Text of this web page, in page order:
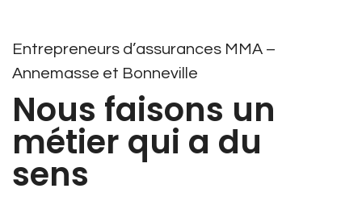
Entrepreneurs d’assurances MMA –
Annemasse et Bonneville
Nous faisons un
métier qui a du
sens